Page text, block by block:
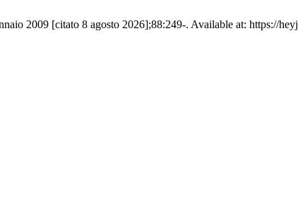
2009 [citato 8 agosto 2026];88:249-. Available at: https://